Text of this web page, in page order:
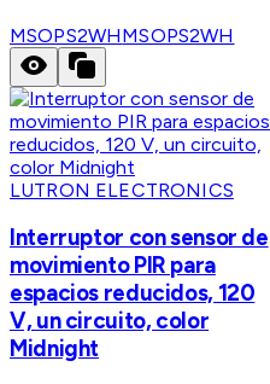
MSOPS2WHMSOPS2WH
LUTRON ELECTRONICS
Interruptor con sensor de
movimiento PIR para
espacios reducidos, 120
V, un circuito, color
Midnight